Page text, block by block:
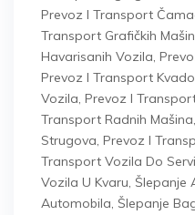
Prevoz I Transport
Transport Grafičkih
Havarisanih Vozila,
Prevoz I Transport
Vozila, Prevoz I
Transport Radnih Mašina,
Strugova, Prevoz I
Transport Vozila Do
Vozila U Kvaru, Šlepanje
Automobila, Šlepanje